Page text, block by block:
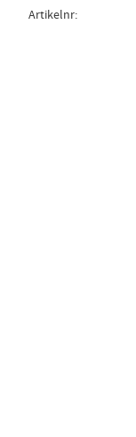
Artikelnr